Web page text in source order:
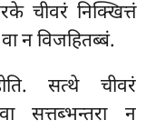
चीवरं निक्खित्तं
न विजहितब्बं.
सत्थे चीवरं
सत्तब्भन्तरा न